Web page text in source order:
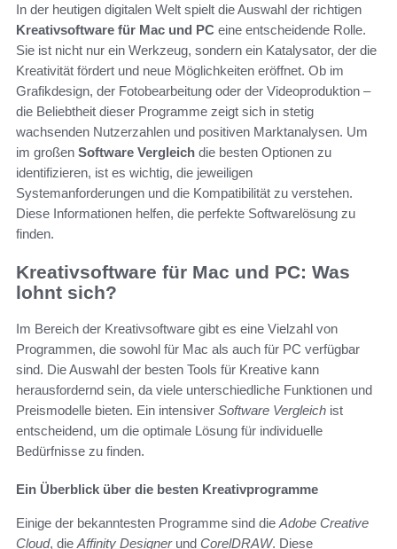
In der heutigen digitalen Welt spielt die Auswahl der richtigen
Kreativsoftware für Mac und PC eine entscheidende Rolle.
Sie ist nicht nur ein Werkzeug, sondern ein Katalysator, der die
Kreativität fördert und neue Möglichkeiten eröffnet. Ob im
Grafikdesign, der Fotobearbeitung oder der Videoproduktion –
die Beliebtheit dieser Programme zeigt sich in stetig
wachsenden Nutzerzahlen und positiven Marktanalysen. Um
im großen Software Vergleich die besten Optionen zu
identifizieren, ist es wichtig, die jeweiligen
Systemanforderungen und die Kompatibilität zu verstehen.
Diese Informationen helfen, die perfekte Softwarelösung zu
finden.
Kreativsoftware für Mac und PC: Was
lohnt sich?
Im Bereich der Kreativsoftware gibt es eine Vielzahl von
Programmen, die sowohl für Mac als auch für PC verfügbar
sind. Die Auswahl der besten Tools für Kreative kann
herausfordernd sein, da viele unterschiedliche Funktionen und
Preismodelle bieten. Ein intensiver Software Vergleich ist
entscheidend, um die optimale Lösung für individuelle
Bedürfnisse zu finden.
Ein Überblick über die besten Kreativprogramme
Einige der bekanntesten Programme sind die Adobe Creative
Cloud, die Affinity Designerund CorelDRAW. Diese